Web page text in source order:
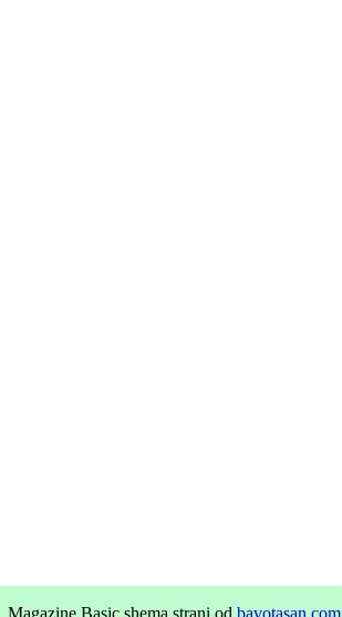
Magazine Basic shema strani od bavotasan.com